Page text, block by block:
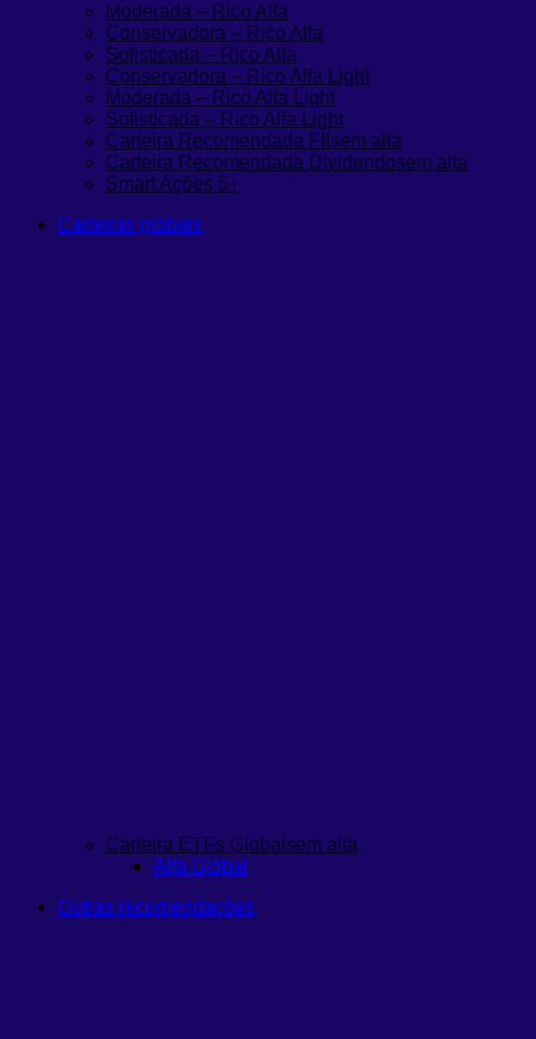
Moderada – Rico Alfa
Conservadora – Rico Alfa
Sofisticada – Rico Alfa
Conservadora – Rico Alfa Light
Moderada – Rico Alfa Light
Sofisticada – Rico Alfa Light
Carteira Recomendada FIIsem alta
Carteira Recomendada Dividendosem alta
Smart Ações 5+
Carteiras globais
Carteira ETFs Globaisem alta
Alfa Global
Outras recomendações